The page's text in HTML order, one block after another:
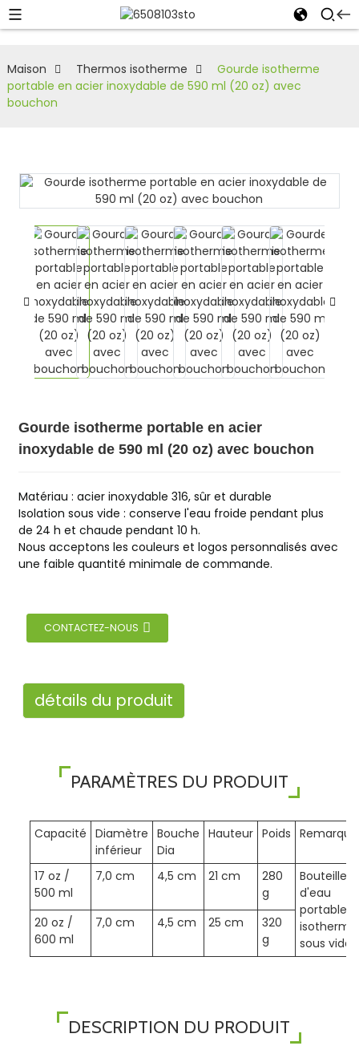
Maison Thermos isotherme
Gourde isotherme
portable en acier inoxydable de 590 ml (20 oz) avec
bouchon
Gourde isotherme portable en acier
inoxydable de 590 ml (20 oz) avec bouchon
Matériau : acier inoxydable 316, sûr et durable
Isolation sous vide : conserve l'eau froide pendant plus
de 24 h et chaude pendant 10 h.
Nous acceptons les couleurs et logos personnalisés avec
une faible quantité minimale de commande.
CONTACTEZ-NOUS
détails du produit
PARAMÈTRES DU PRODUIT
Capacité Diamètre
inférieur
Bouche
Dia
Hauteur Poids Remarque
17 oz /
500 ml
7,0 cm 4,5 cm 21 cm
280
g
Bouteille
d'eau
portable
isotherme
sous vide
20 oz /
600 ml
7,0 cm 4,5 cm 25 cm
320
g
DESCRIPTION DU PRODUIT